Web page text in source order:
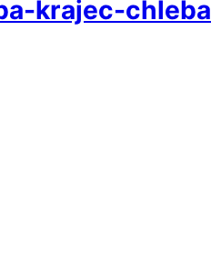
krajec-chleba